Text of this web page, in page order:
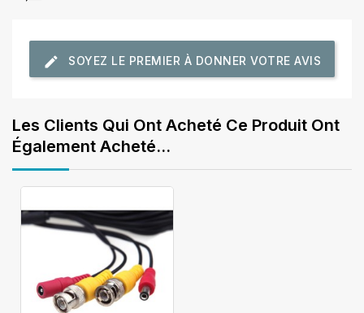
SOYEZ LE PREMIER À DONNER VOTRE AVIS
Les Clients Qui Ont Acheté Ce Produit Ont
Également Acheté...